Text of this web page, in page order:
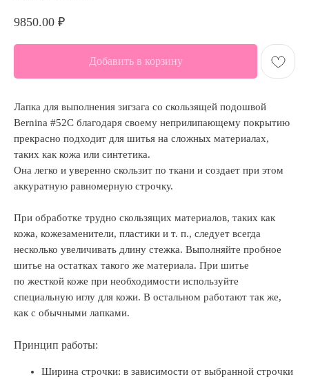
9850.00 ₽
Добавить в корзину
Лапка для выполнения зигзага со скользящей подошвой
Bernina #52C благодаря своему неприлипающему покрытию
прекрасно подходит для шитья на сложных материалах,
таких как кожа или синтетика.
Она легко и уверенно скользит по ткани и создает при этом
аккуратную равномерную строчку.
При обработке трудно скользящих материалов, таких как
кожа, кожезаменители, пластики и т. п., следует всегда
несколько увеличивать длину стежка. Выполняйте пробное
шитье на остатках такого же материала. При шитье
по жесткой коже при необходимости используйте
специальную иглу для кожи. В остальном работают так же,
как с обычными лапками.
Принцип работы:
Ширина строчки: в зависимости от выбранной строчки